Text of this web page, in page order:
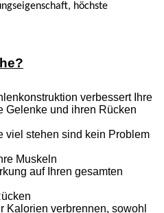
höchste
verbessert Ihre
Gelenke und ihren Rücken
viel stehen sind kein Problem
Muskeln
auf Ihren gesamten
Kalorien verbrennen, sowohl